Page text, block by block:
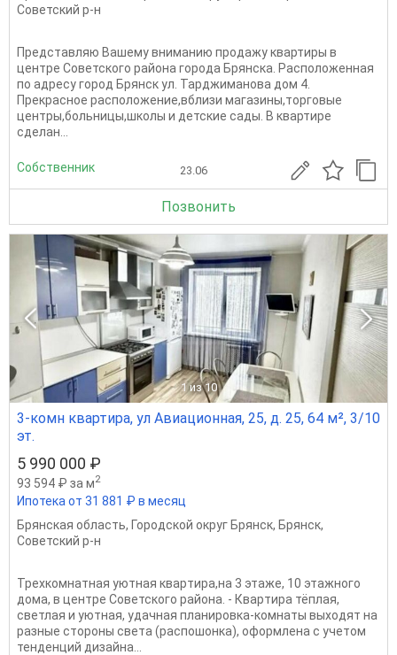
Советский р-н
Представляю Вашему вниманию продажу квартиры в
центре Советского района города Брянска. Расположенная
по адресу город Брянск ул. Тарджиманова дом 4.
Прекрасное расположение,вблизи магазины,торговые
центры,больницы,школы и детские сады. В квартире
сделан...
Собственник 23.06
Позвонить
1 из 10
3-комн квартира, ул Авиационная, 25, д. 25, 64 м², 3/10
эт.
5 990 000 ₽
93 594 ₽ за м2
Ипотека от 31 881 ₽ в месяц
Брянская область, Городской округ Брянск, Брянск,
Советский р-н
Трехкомнатная уютная кваpтиpа,на 3 этаже, 10 этажного
дома, в центре Советского района. - Кваpтира тёплая,
светлая и уютнaя, удачная планировка-комнаты выходят на
разные стороны света (распошонка), оформлeнa c учeтoм
тенденций дизайна...